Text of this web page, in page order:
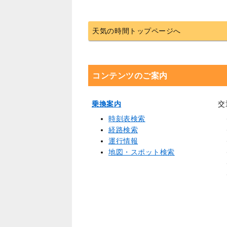
天気の時間トップページへ
コンテンツのご案内
乗換案内
時刻表検索
経路検索
運行情報
地図・スポット検索
交